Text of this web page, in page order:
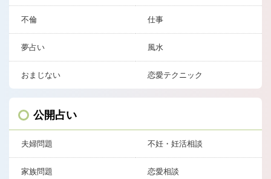
不倫 仕事
夢占い 風水
おまじない 恋愛テクニック
公開占い
夫婦問題 不妊・妊活相談
家族問題 恋愛相談